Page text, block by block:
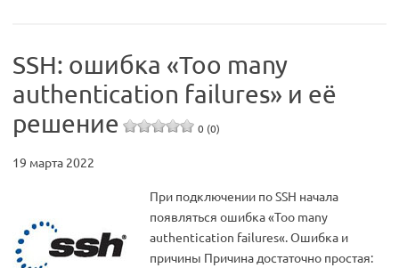
SSH: ошибка «Too many
authentication failures» и её
решение
0 (0)
19 марта 2022
При подключении по SSH начала
появляться ошибка «Too many
authentication failures«. Ошибка и
причины Причина достаточно простая: